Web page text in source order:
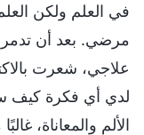
في العلم ولكن
مرضي. بعد أن
علاجي، شعرت
لدي أي فكرة كيف
الألم والمعاناة،